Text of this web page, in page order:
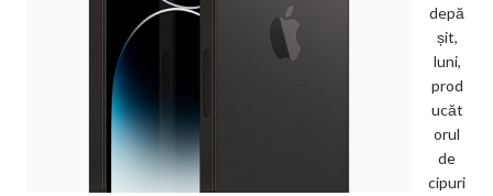
depă
șit,
luni,
prod
ucăt
orul
de
cipuri